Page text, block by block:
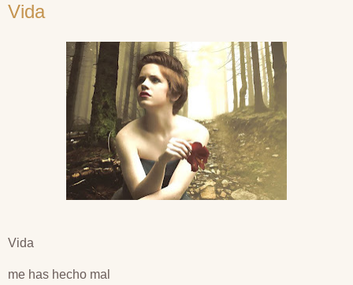
Vida
Vida
me has hecho mal